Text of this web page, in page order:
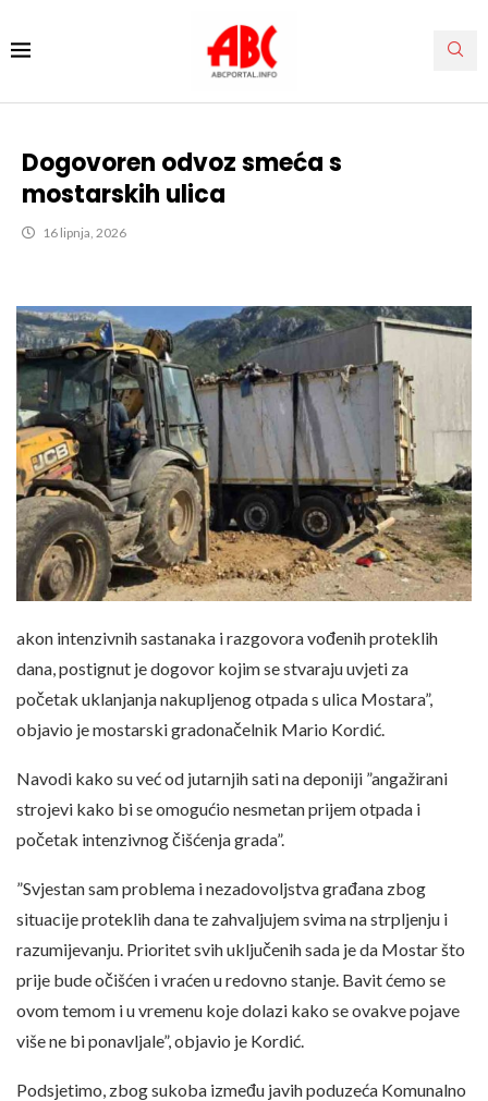
Dogovoren odvoz smeća s
mostarskih ulica
16 lipnja, 2026
akon intenzivnih sastanaka i razgovora vođenih proteklih
dana, postignut je dogovor kojim se stvaraju uvjeti za
početak uklanjanja nakupljenog otpada s ulica Mostara”,
objavio je mostarski gradonačelnik Mario Kordić.
Navodi kako su već od jutarnjih sati na deponiji ”angažirani
strojevi kako bi se omogućio nesmetan prijem otpada i
početak intenzivnog čišćenja grada”.
”Svjestan sam problema i nezadovoljstva građana zbog
situacije proteklih dana te zahvaljujem svima na strpljenju i
razumijevanju. Prioritet svih uključenih sada je da Mostar što
prije bude očišćen i vraćen u redovno stanje. Bavit ćemo se
ovom temom i u vremenu koje dolazi kako se ovakve pojave
više ne bi ponavljale”, objavio je Kordić.
Podsjetimo, zbog sukoba između javih poduzeća Komunalno